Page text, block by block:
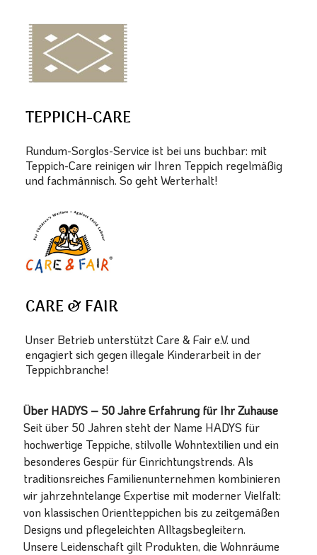
TEPPICH-CARE
Rundum-Sorglos-Service ist bei uns buchbar: mit
Teppich-Care reinigen wir Ihren Teppich regelmäßig
und fachmännisch. So geht Werterhalt!
CARE & FAIR
Unser Betrieb unterstützt Care & Fair e.V. und
engagiert sich gegen illegale Kinderarbeit in der
Teppichbranche!
Über HADYS – 50 Jahre Erfahrung für Ihr Zuhause
Seit über 50 Jahren steht der Name HADYS für
hochwertige Teppiche, stilvolle Wohntextilien und ein
besonderes Gespür für Einrichtungstrends. Als
traditionsreiches Familienunternehmen kombinieren
wir jahrzehntelange Expertise mit moderner Vielfalt:
von klassischen Orientteppichen bis zu zeitgemäßen
Designs und pflegeleichten Alltagsbegleitern.
Unsere Leidenschaft gilt Produkten, die Wohnräume